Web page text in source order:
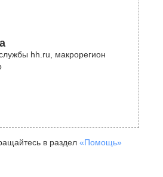
hh.ru, макрорегион
в раздел «Помощь»